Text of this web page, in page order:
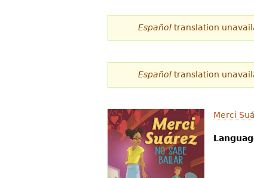
Español translation
Español translation
Merci